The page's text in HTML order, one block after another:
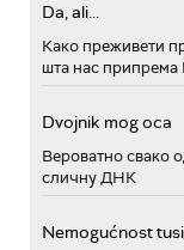
Da, ali...
Како преживети
шта нас припрема
Dvojnik mog oca
Вероватно свако
сличну ДНК
Nemogućnost